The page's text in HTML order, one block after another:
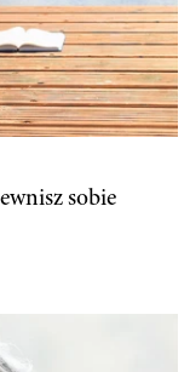
sobie